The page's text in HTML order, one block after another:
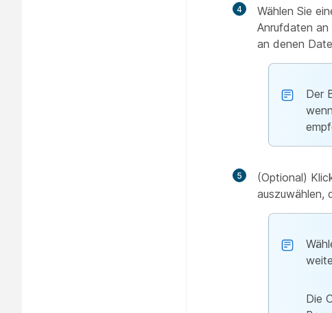
4
Wählen Sie
Anrufdaten
an denen
Der
5 (Optional)
auszuwählen,
Die